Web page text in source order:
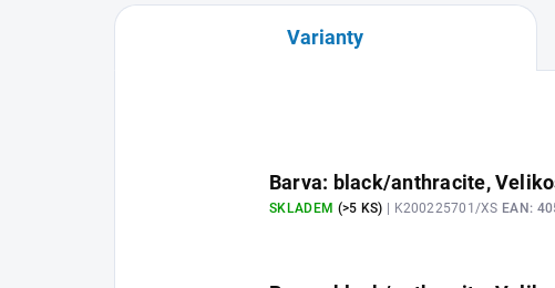
Varianty
Barva: black/anthracite,
SKLADEM (>5 KS) | K200225701/XS EAN: